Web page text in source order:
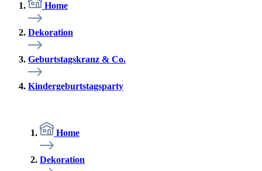
Home
Dekoration
Geburtstagskranz & Co.
Kindergeburtstagsparty
Home
Dekoration